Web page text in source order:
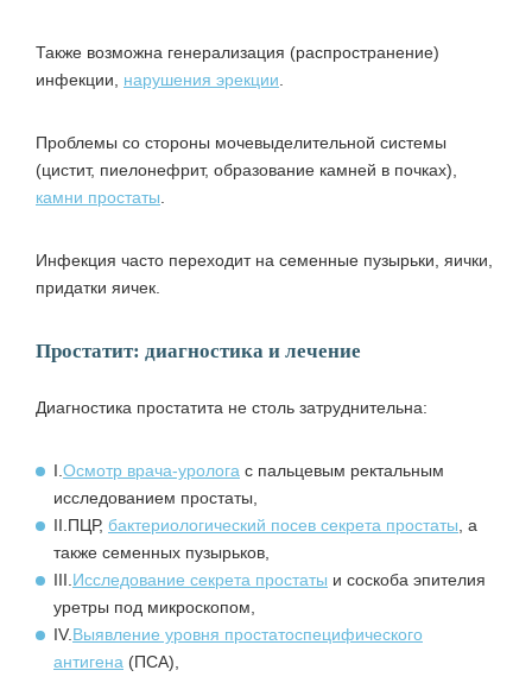
Также возможна генерализация (распространение)
инфекции, нарушения эрекции
Проблемы со стороны мочевыделительной системы
(цистит, пиелонефрит, образование камней в почках),
камни простаты
Инфекция часто переходит на семенные пузырьки, яички,
придатки яичек.
Простатит: диагностика и лечение
Диагностика простатита не столь затруднительна:
I. Осмотр врача-уролога с пальцевым ректальным
исследованием простаты,
II. ПЦР, бактериологический посев секрета простаты , а
также семенных пузырьков,
III. Исследование секрета простаты и соскоба эпителия
уретры под микроскопом,
IV. Выявление уровня простатоспецифического
антигена (ПСА),